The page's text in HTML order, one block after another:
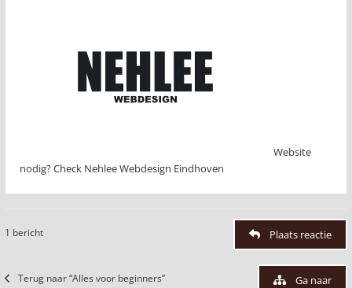
Website
nodig? Check Nehlee Webdesign Eindhoven
1 bericht Plaats reactie
Terug naar “Alles voor beginners” Ga naar